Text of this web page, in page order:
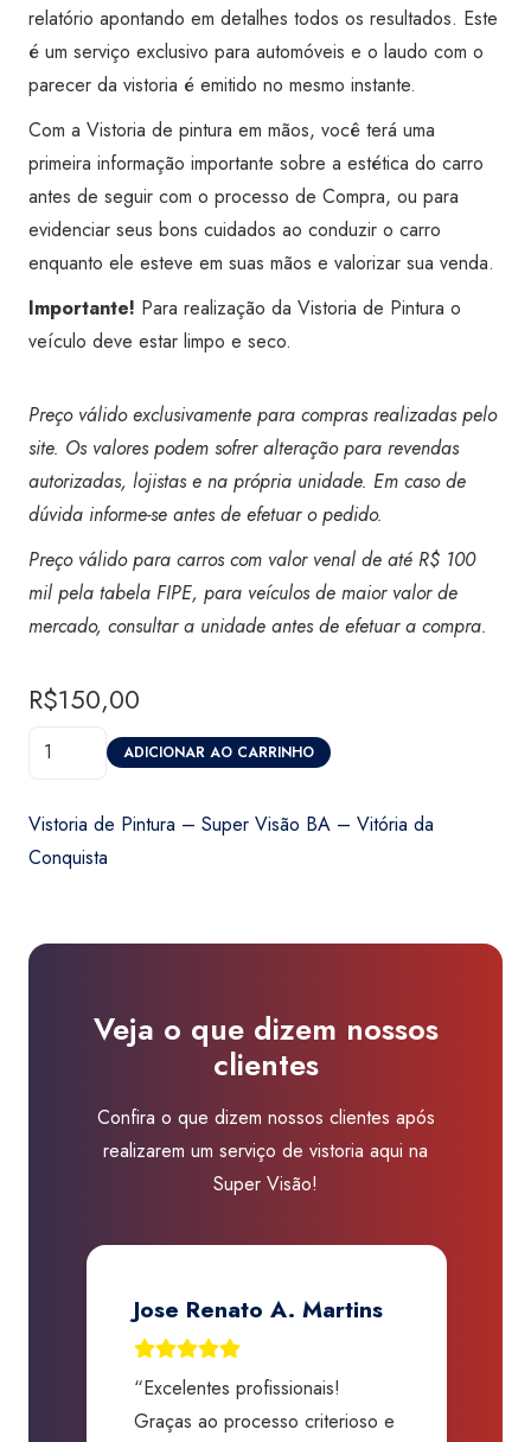
relatório apontando em detalhes todos os resultados. Este
é um serviço exclusivo para automóveis e o laudo com o
parecer da vistoria é emitido no mesmo instante.
Com a Vistoria de pintura em mãos, você terá uma
primeira informação importante sobre a estética do carro
antes de seguir com o processo de Compra, ou para
evidenciar seus bons cuidados ao conduzir o carro
enquanto ele esteve em suas mãos e valorizar sua venda.
Importante! Para realização da Vistoria de Pintura o
veículo deve estar limpo e seco.
Preço válido exclusivamente para compras realizadas pelo
site. Os valores podem sofrer alteração para revendas
autorizadas, lojistas e na própria unidade. Em caso de
dúvida informe-se antes de efetuar o pedido.
Preço válido para carros com valor venal de até R$ 100
mil pela tabela FIPE, para veículos de maior valor de
mercado, consultar a unidade antes de efetuar a compra.
R$150,00
Vistoria
Super
BA
quantidade
ADICIONAR AO CARRINHO
Vistoria de Pintura – Super Visão BA – Vitória da
Conquista
Veja o que dizem nossos
clientes
Confira o que dizem nossos clientes após
realizarem um serviço de vistoria aqui na
Super Visão!
Priscila Lamarca
“Experiência excelente, só
tenho a agradecer toda atenção,